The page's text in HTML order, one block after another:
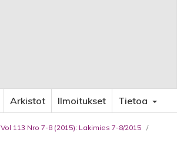
Arkistot Ilmoitukset Tietoa
Vol 113 Nro 7-8 (2015): Lakimies 7-8/2015 /